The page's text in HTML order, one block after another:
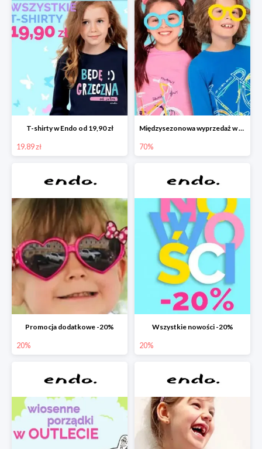
T-shirty w Endo od 19,90 zł
19.89 zł
Międzysezonowa wyprzedaż w Endo do -70%
70%
Promocja dodatkowe -20%
20%
Wszystkie nowości -20%
20%